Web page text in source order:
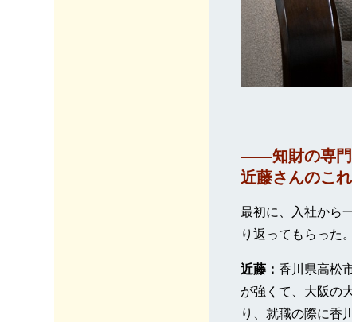
――知財の専門
近藤さんのこ
最初に、入社から
り返ってもらった。
近藤： 香川県高松
が強くて、大阪の
り、就職の際に香